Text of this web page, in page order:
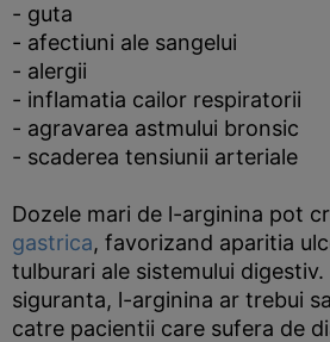
- guta
- afectiuni ale sangelui
- alergii
- inflamatia cailor respiratorii
- agravarea astmului bronsic
- scaderea tensiunii arteriale
Dozele mari de l-arginina pot
gastrica, favorizand aparitia
tulburari ale sistemului
siguranta, l-arginina ar trebui
catre pacientii care sufera de